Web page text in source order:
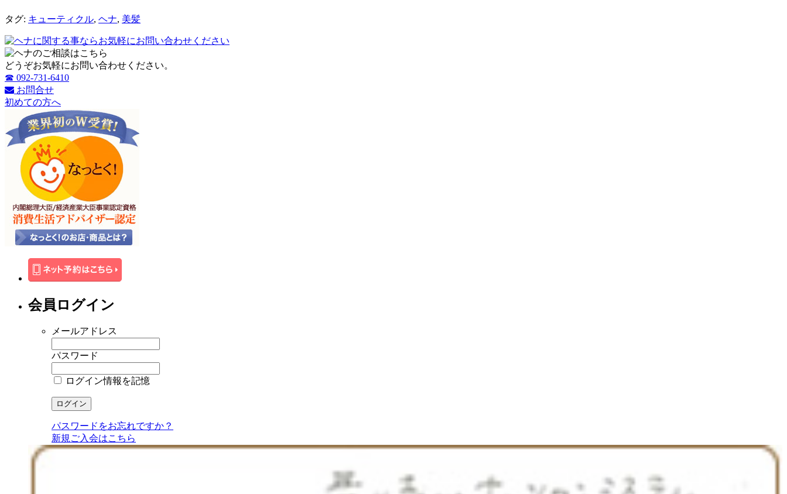
タグ: キューティクル, ヘナ, 美髪
どうぞお気軽にお問い合わせください。
☎ 092-731-6410
お問合せ
初めての方へ
会員ログイン
メールアドレス
パスワード
ログイン情報を記憶
パスワードをお忘れですか？
新規ご入会はこちら